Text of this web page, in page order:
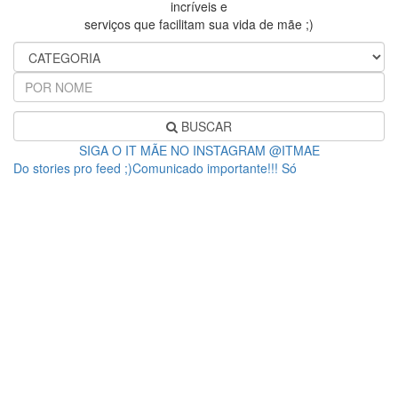
incríveis e
serviços que facilitam sua vida de mãe ;)
BUSCAR
SIGA O IT MÃE NO INSTAGRAM @ITMAE
Do stories pro feed ;)Comunicado importante!!! Só